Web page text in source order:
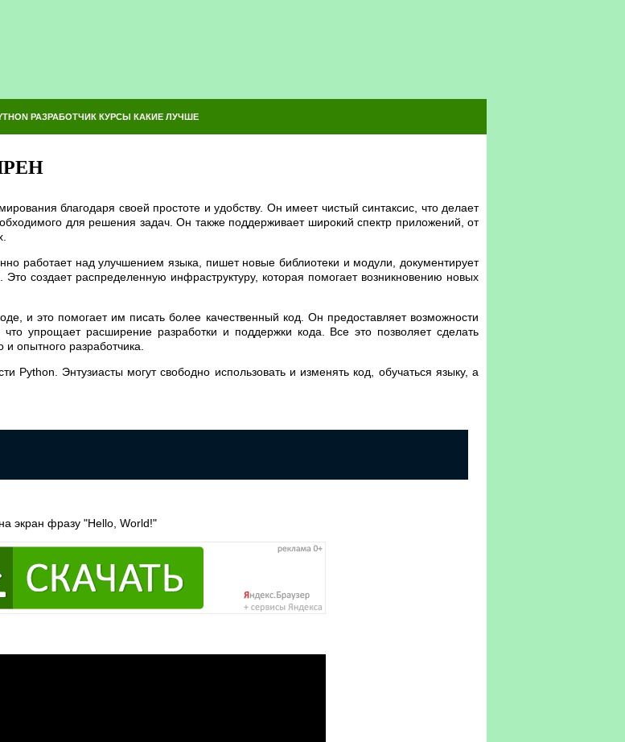
РАЗРАБОТЧИК КУРСЫ КАКИЕ ЛУЧШЕ
благодаря своей простоте и удобству. Он имеет чистый синтаксис, что делает
для решения задач. Он также поддерживает широкий спектр приложений, от
работает над улучшением языка, пишет новые библиотеки и модули, документирует
создает распределенную инфраструктуру, которая помогает возникновению новых
и это помогает им писать более качественный код. Он предоставляет возможности
упрощает расширение разработки и поддержки кода. Все это позволяет сделать
опытного разработчика.
Python. Энтузиасты могут свободно использовать и изменять код, обучаться языку, а
экран фразу "Hello, World!"